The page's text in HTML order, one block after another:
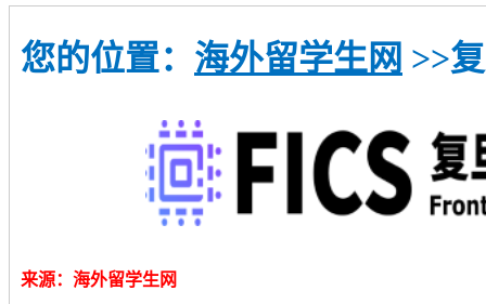
您的位置： 海外留学生网 >>
来源：海外留学生网